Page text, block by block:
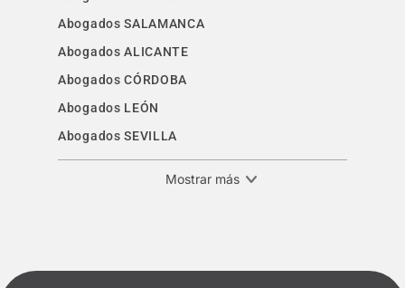
Abogados SALAMANCA
Abogados ALICANTE
Abogados CÓRDOBA
Abogados LEÓN
Abogados SEVILLA
Mostrar más